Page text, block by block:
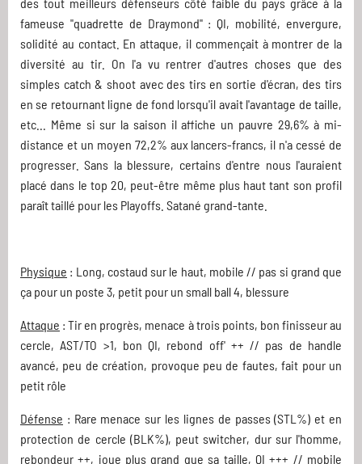
fameuse "quadrette de Draymond" : QI, mobilité, envergure,
solidité au contact. En attaque, il commençait à montrer de la
diversité au tir. On l'a vu rentrer d'autres choses que des
simples catch & shoot avec des tirs en sortie d'écran, des tirs
en se retournant ligne de fond lorsqu'il avait l'avantage de taille,
etc... Même si sur la saison il affiche un pauvre 29,6% à mi-
distance et un moyen 72,2% aux lancers-francs, il n'a cessé de
progresser. Sans la blessure, certains d'entre nous l'auraient
placé dans le top 20, peut-être même plus haut tant son profil
paraît taillé pour les Playoffs. Satané grand-tante.
Physique : Long, costaud sur le haut, mobile // pas si grand que
ça pour un poste 3, petit pour un small ball 4, blessure
Attaque : Tir en progrès, menace à trois points, bon finisseur au
cercle, AST/TO >1, bon QI, rebond off' ++ // pas de handle
avancé, peu de création, provoque peu de fautes, fait pour un
petit rôle
Défense : Rare menace sur les lignes de passes (STL%) et en
protection de cercle (BLK%), peut switcher, dur sur l'homme,
rebondeur ++, joue plus grand que sa taille, QI +++ // mobile